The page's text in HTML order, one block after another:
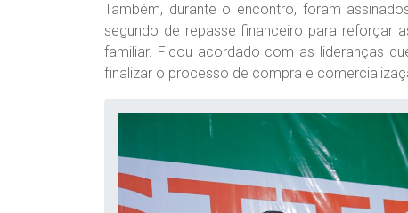
Também, durante o encontro, foram
segundo de repasse financeiro para reforçar
familiar. Ficou acordado com as lideranças
finalizar o processo de compra e